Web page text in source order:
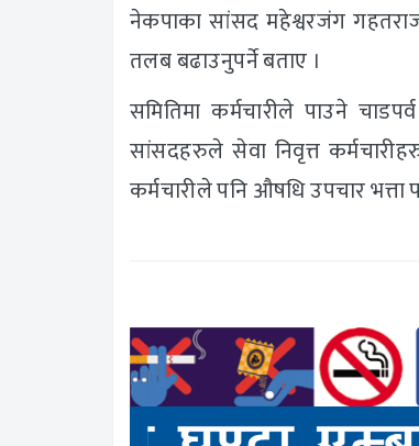
नेकपाका सांसद महेश्वरजंग
तलब बढाउनुपर्ने बताए ।
समितिमा कर्मचारीले पाउने
सांसदहरुले सेवा निवृत्त
कर्मचारीले पनि औषधि उपचार